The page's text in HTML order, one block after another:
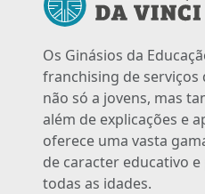
Os Ginásios da
franchising de serviços
não só a jovens, mas
além de explicações e
oferece uma vasta
de caracter educativo
todas as idades.